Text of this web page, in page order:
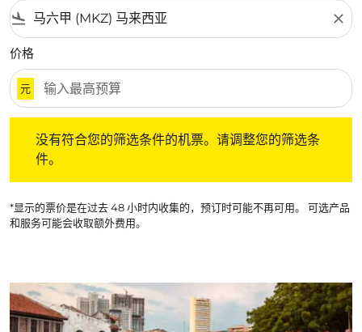
flight_land close
价格
元
没有符合您的筛选条件的机票。请调整您的筛选条
件。
*显示的票价是在过去 48 小时内收集的，预订时可能不再可用。 可选产品
和服务可能会收取额外费用。